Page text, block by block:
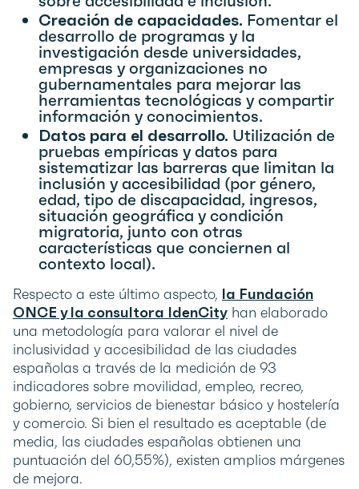
Creación de capacidades. Fomentar el
desarrollo de programas y la
investigación desde universidades,
empresas y organizaciones no
gubernamentales para mejorar las
herramientas tecnológicas y compartir
información y conocimientos.
Datos para el desarrollo. Utilización de
pruebas empíricas y datos para
sistematizar las barreras que limitan la
inclusión y accesibilidad (por género,
edad, tipo de discapacidad, ingresos,
situación geográfica y condición
migratoria, junto con otras
características que conciernen al
contexto local).
Respecto a este último aspecto, la Fundación
ONCE y la consultora IdenCity han elaborado
una metodología para valorar el nivel de
inclusividad y accesibilidad de las ciudades
españolas a través de la medición de 93
indicadores sobre movilidad, empleo, recreo,
gobierno, servicios de bienestar básico y hostelería
y comercio. Si bien el resultado es aceptable (de
media, las ciudades españolas obtienen una
puntuación del 60,55%), existen amplios márgenes
de mejora.